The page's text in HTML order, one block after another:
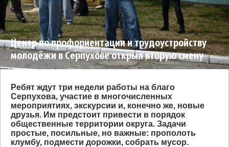
Центр по профориентации и трудоустройству
молодёжи в Серпухове открыл вторую смену
Лагеря труда и отдыха дневного пребывания
Ребят ждут три недели работы на благо
Серпухова, участие в многочисленных
мероприятиях, экскурсии и, конечно же, новые
друзья. Им предстоит привести в порядок
общественные территории округа. Задачи
простые, посильные, но важные: прополоть
клумбу, подмести дорожки, собрать мусор.